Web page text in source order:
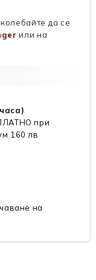
да се
или на
при
160 лв
на